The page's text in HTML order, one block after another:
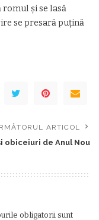
romul şi se lasă
se presară puţină
ARTICOL
obiceiuri de Anul Nou
obligatorii sunt